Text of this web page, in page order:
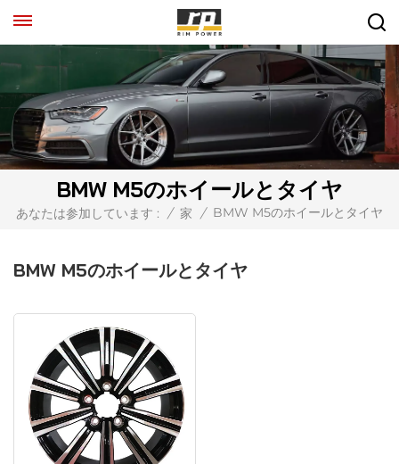
BMW M5のホイールとタイヤ
あなたは参加しています : / 家 / BMW M5のホイールとタイヤ
BMW M5のホイールとタイヤ